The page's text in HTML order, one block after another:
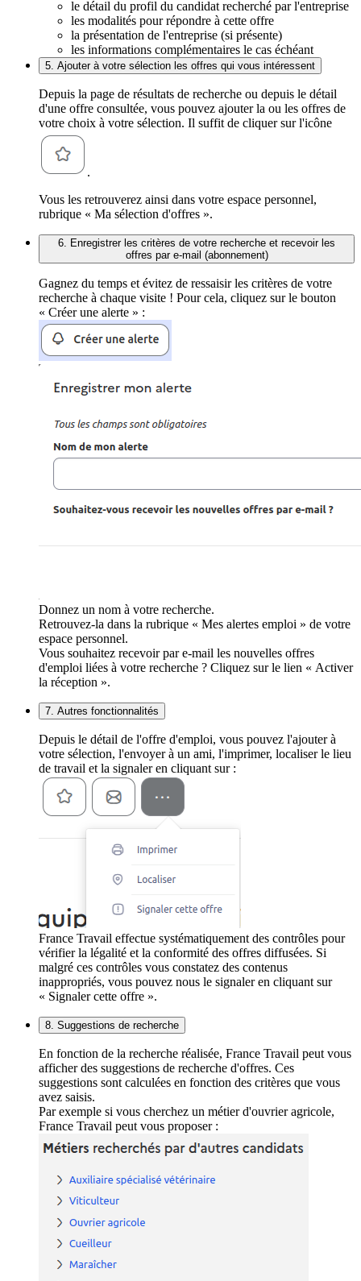
le détail du profil du candidat recherché par l'entreprise
les modalités pour répondre à cette offre
la présentation de l'entreprise (si présente)
les informations complémentaires le cas échéant
5. Ajouter à votre sélection les offres qui vous intéressent
Depuis la page de résultats de recherche ou depuis le détail
d'une offre consultée, vous pouvez ajouter la ou les offres de
votre choix à votre sélection. Il suffit de cliquer sur l'icône
.
Vous les retrouverez ainsi dans votre espace personnel,
rubrique « Ma sélection d'offres ».
6. Enregistrer les critères de votre recherche et recevoir les
offres par e-mail (abonnement)
Gagnez du temps et évitez de ressaisir les critères de votre
recherche à chaque visite ! Pour cela, cliquez sur le bouton
« Créer une alerte » :
Donnez un nom à votre recherche.
Retrouvez-la dans la rubrique « Mes alertes emploi » de votre
espace personnel.
Vous souhaitez recevoir par e-mail les nouvelles offres
d'emploi liées à votre recherche ? Cliquez sur le lien « Activer
la réception ».
7. Autres fonctionnalités
Depuis le détail de l'offre d'emploi, vous pouvez l'ajouter à
votre sélection, l'envoyer à un ami, l'imprimer, localiser le lieu
de travail et la signaler en cliquant sur :
France Travail effectue systématiquement des contrôles pour
vérifier la légalité et la conformité des offres diffusées. Si
malgré ces contrôles vous constatez des contenus
inappropriés, vous pouvez nous le signaler en cliquant sur
« Signaler cette offre ».
8. Suggestions de recherche
En fonction de la recherche réalisée, France Travail peut vous
afficher des suggestions de recherche d'offres. Ces
suggestions sont calculées en fonction des critères que vous
avez saisis.
Par exemple si vous cherchez un métier d'ouvrier agricole,
France Travail peut vous proposer :